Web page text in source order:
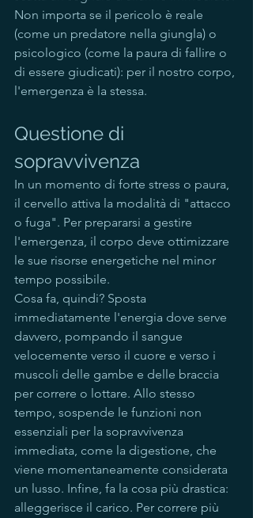
Non importa se il pericolo è reale
(come un predatore nella giungla) o
psicologico (come la paura di fallire o
di essere giudicati): per il nostro corpo,
l'emergenza è la stessa.
Questione di
sopravvivenza
In un momento di forte stress o paura,
il cervello attiva la modalità di "attacco
o fuga". Per prepararsi a gestire
l'emergenza, il corpo deve ottimizzare
le sue risorse energetiche nel minor
tempo possibile.
Cosa fa, quindi? Sposta
immediatamente l'energia dove serve
davvero, pompando il sangue
velocemente verso il cuore e verso i
muscoli delle gambe e delle braccia
per correre o lottare. Allo stesso
tempo, sospende le funzioni non
essenziali per la sopravvivenza
immediata, come la digestione, che
viene momentaneamente considerata
un lusso. Infine, fa la cosa più drastica:
alleggerisce il carico. Per correre più